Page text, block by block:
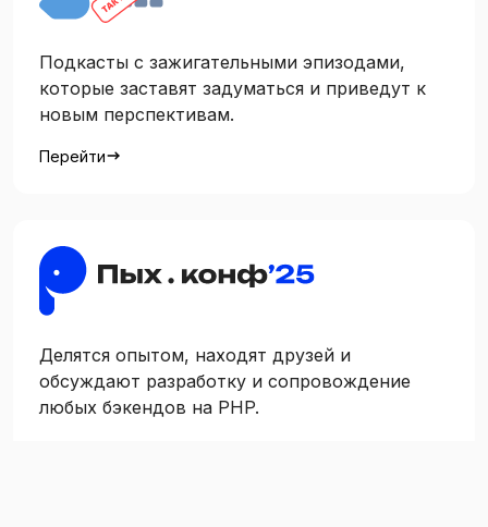
Подкасты c зажигательными эпизодами,
которые заставят задуматься и приведут к
новым перспективам.
Перейти
Делятся опытом, находят друзей и
обсуждают разработку и сопровождение
любых бэкендов на PHP.